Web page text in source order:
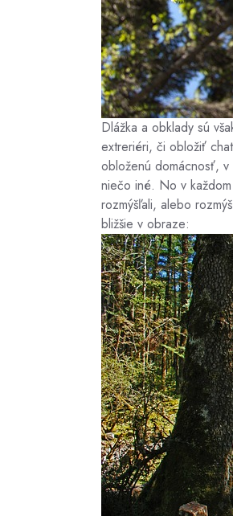
Dlážka a obklady sú
extreriéri, či obložiť
obloženú domácnosť,
niečo iné. No v
rozmýšľali, alebo
bližšie v obraze: